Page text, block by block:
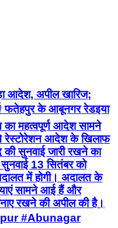
आदेश, अपील खारिज;
फतेहपुर के आबूनगर रेडइया
का महत्वपूर्ण आदेश सामने
रेस्टोरेशन आदेश के खिलाफ
सुनवाई जारी रखने का
13 सितंबर को
में होगी। अदालत के
सामने आई हैं और
रखने की अपील की है।
#Abunagar